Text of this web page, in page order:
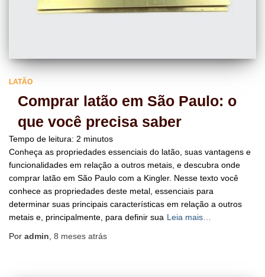
LATÃO
Comprar latão em São Paulo: o
que você precisa saber
Tempo de leitura: 2 minutos
Conheça as propriedades essenciais do latão, suas vantagens e
funcionalidades em relação a outros metais, e descubra onde
comprar latão em São Paulo com a Kingler. Nesse texto você
conhece as propriedades deste metal, essenciais para
determinar suas principais características em relação a outros
metais e, principalmente, para definir sua Leia mais…
Por admin 8 meses atrás